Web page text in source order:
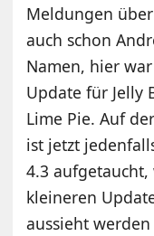
Meldungen
auch schon
Namen, hier
Update für Jelly
Lime Pie. Auf
ist jetzt
4.3
kleineren
aussieht